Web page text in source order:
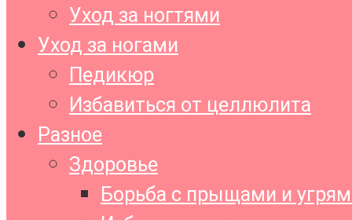
Уход за ногтями
Уход за ногами
Педикюр
Избавиться от целлюлита
Разное
Здоровье
Борьба с прыщами и